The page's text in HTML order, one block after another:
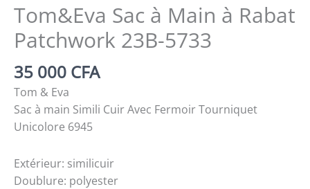
Tom&Eva Sac à Main à Rabat
Patchwork 23B-5733
35 000 CFA
Tom & Eva
Sac à main Simili Cuir Avec Fermoir Tourniquet
Unicolore 6945
Extérieur: similicuir
Doublure: polyester